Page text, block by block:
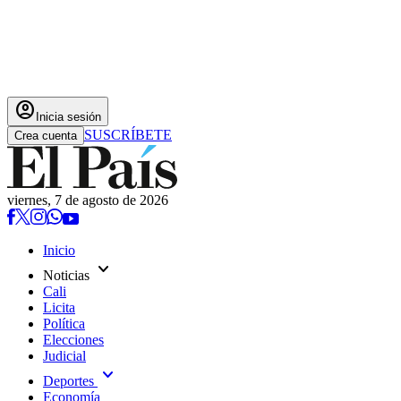
account_circle Inicia sesión
Crea cuenta SUSCRÍBETE
viernes, 7 de agosto de 2026
Inicio
Noticias expand_more
Cali
Licita
Política
Elecciones
Judicial
Deportes expand_more
Economía